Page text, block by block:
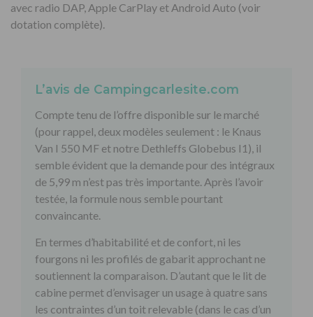
avec radio DAP, Apple CarPlay et Android Auto (voir
dotation complète).
L’avis de Campingcarlesite.com
Compte tenu de l’offre disponible sur le marché
(pour rappel, deux modèles seulement : le Knaus
Van I 550 MF et notre Dethleffs Globebus I1), il
semble évident que la demande pour des intégraux
de 5,99 m n’est pas très importante. Après l’avoir
testée, la formule nous semble pourtant
convaincante.
En termes d’habitabilité et de confort, ni les
fourgons ni les profilés de gabarit approchant ne
soutiennent la comparaison. D’autant que le lit de
cabine permet d’envisager un usage à quatre sans
les contraintes d’un toit relevable (dans le cas d’un